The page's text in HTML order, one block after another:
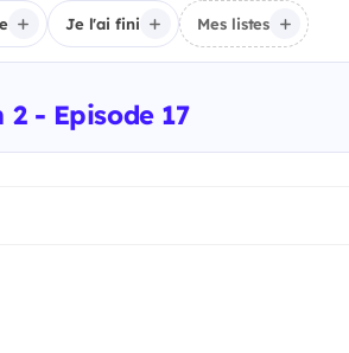
Je l'ai fini Mes listes
- Episode 17